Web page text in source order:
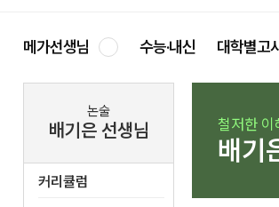
메가선생님 수능·내신 대학별고
논술
배기은 선생님
커리큘럼
철저한 이
배기